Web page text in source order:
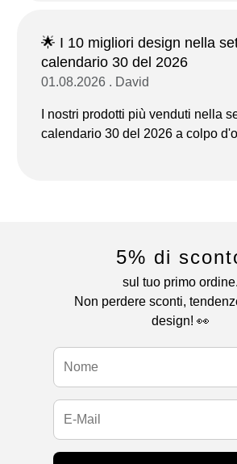
🌟 I 10 migliori design nella
calendario 30 del 2026
01.08.2026 . David
I nostri prodotti più venduti nella
calendario 30 del 2026 a colpo
5% di
sul tuo primo ordine.
Non perdere sconti,
design! 👀